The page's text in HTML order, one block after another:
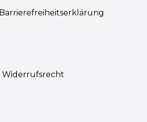
Barrierefreiheitserklärung
Widerrufs­recht